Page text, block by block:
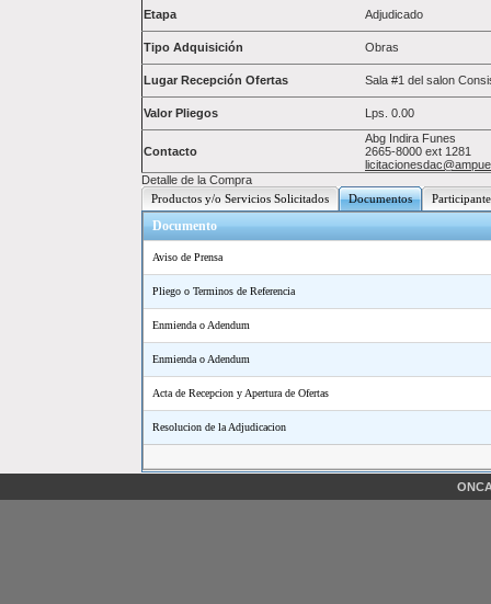
Etapa Adjudicado
Tipo Adquisición Obras
Lugar Recepción Ofertas Sala #1 del salon
Valor Pliegos Lps. 0.00
Contacto
Abg Indira Funes
2665-8000 ext 1281
Detalle de la Compra
Productos y/o Servicios Solicitados
Documentos
Documento
Aviso de Prensa
Pliego o Terminos de Referencia
Enmienda o Adendum
Enmienda o Adendum
Acta de Recepcion y Apertura de Ofertas
Resolucion de la Adjudicacion